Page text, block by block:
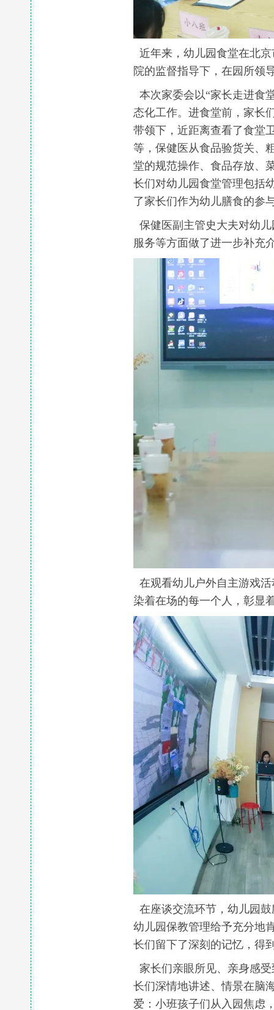
近年来，幼儿园食堂在北
院的监督指导下，在园所领
本次家委会以“家长走进食
态化工作。进食堂前，家长
带领下，近距离查看了食堂
等，保健医从食品验货关、
堂的规范操作、食品存放、
长们对幼儿园食堂管理包括
了家长们作为幼儿膳食的参
保健医副主管史大夫对幼
服务等方面做了进一步补充
在观看幼儿户外自主游戏
染着在场的每一个人，彰显
在座谈交流环节，幼儿园
幼儿园保教管理给予充分地
长们留下了深刻的记忆，得
家长们亲眼所见、亲身感
长们深情地讲述、情景在脑
爱：小班孩子们从入园焦虑